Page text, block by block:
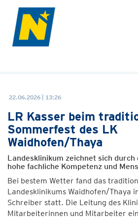
22.06.2026 | 13:26
LR Kasser beim
Sommerfest des LK
Waidhofen/Thaya
Landesklinikum zeichnet sich
hohe fachliche Kompetenz und
Bei bestem Wetter fand das
Landesklinikums Waidhofen/Thaya
Schreiber statt. Die Leitung des
Mitarbeiterinnen und Mitarbeiter